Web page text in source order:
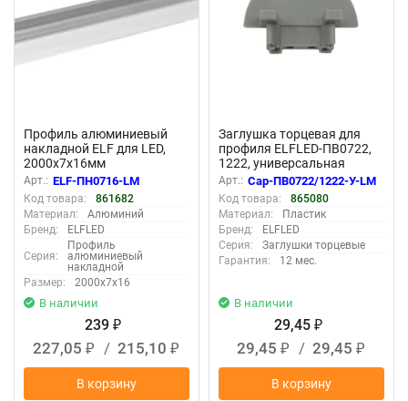
Профиль алюминиевый
накладной ELF для LED,
2000х7х16мм
Арт.: ELF-ПН0716-LM
Код товара:
861682
Материал:
Алюминий
Бренд:
ELFLED
Серия:
Профиль
алюминиевый
накладной
Размер:
2000х7х16
В наличии
239 ₽
227,05 ₽ / 215,10 ₽
В корзину
Заглушка торцевая для
профиля ELFLED-ПВ0722,
1222, универсальная
Арт.: Cap-ПВ0722/1222-У-LM
Код товара:
865080
Материал:
Пластик
Бренд:
ELFLED
Серия:
Заглушки торцевые
Гарантия:
12 мес.
В наличии
29,45 ₽
29,45 ₽ / 29,45 ₽
В корзину